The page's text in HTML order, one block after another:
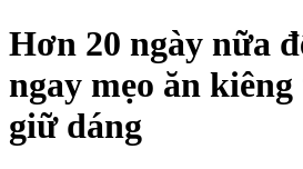
Hơn 20 ngày nữa
ngay mẹo ăn
giữ dáng